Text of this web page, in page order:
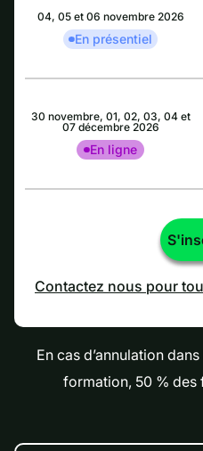
04, 05 et 06 novembre 2026
En présentiel
30 novembre, 01, 02, 03, 04 et
07 décembre 2026
En ligne
Contactez nous pour
En cas d’annulation
formation, 50 % des